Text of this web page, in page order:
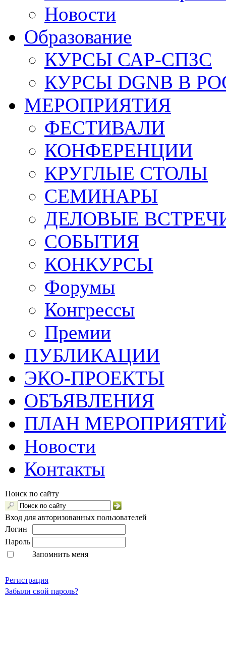
Новости
Образование
КУРСЫ САР-СПЗС
КУРСЫ DGNB В
МЕРОПРИЯТИЯ
ФЕСТИВАЛИ
КОНФЕРЕНЦИИ
КРУГЛЫЕ СТОЛЫ
СЕМИНАРЫ
ДЕЛОВЫЕ
СОБЫТИЯ
КОНКУРСЫ
Форумы
Конгрессы
Премии
ПУБЛИКАЦИИ
ЭКО-ПРОЕКТЫ
ОБЪЯВЛЕНИЯ
ПЛАН
Новости
Контакты
Поиск по сайту
Вход для авторизованных пользователей
Логин
Пароль
Запомнить меня
Регистрация
Забыли свой пароль?